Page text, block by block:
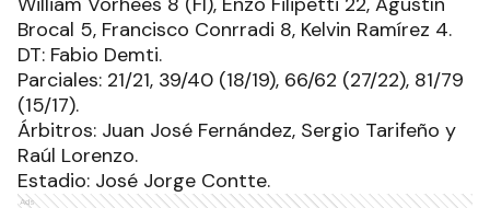
Brocal 5, Francisco Conrradi 8, Kelvin Ramírez 4.
DT: Fabio Demti.
Parciales: 21/21, 39/40 (18/19), 66/62 (27/22), 81/79
(15/17).
Árbitros: Juan José Fernández, Sergio Tarifeño y
Raúl Lorenzo.
Estadio: José Jorge Contte.
Ads